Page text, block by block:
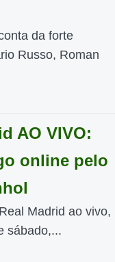
da forte
Russo, Roman
AO VIVO:
online pelo
Madrid ao vivo,
sábado,...